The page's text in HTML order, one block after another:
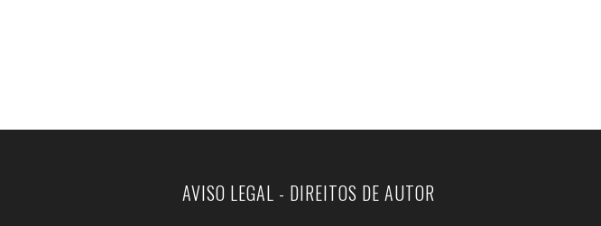
AVISO LEGAL - DIREITOS DE AUTOR